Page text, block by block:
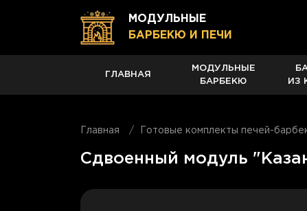
МОДУЛЬНЫЕ
БАРБЕКЮ И ПЕЧИ
ГЛАВНАЯ
МОДУЛЬНЫЕ
БАРБЕКЮ
ИЗ
Главная Готовые комплекты печей-
Сдвоенный модуль